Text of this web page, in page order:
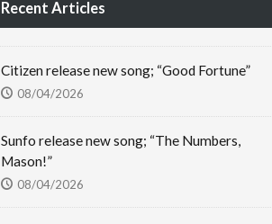
Recent Articles
Citizen release new song; “Good Fortune”
08/04/2026
Sunfo release new song; “The Numbers,
Mason!”
08/04/2026